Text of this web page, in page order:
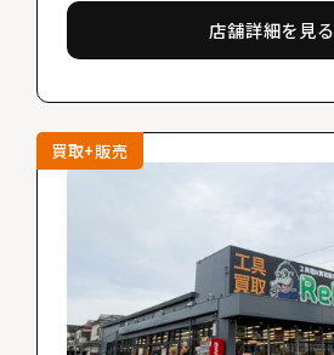
店舗詳細を見る
買取+販売